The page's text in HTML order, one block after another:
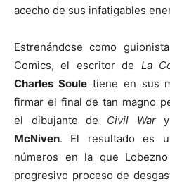
acecho de sus infatigables
Estrenándose como
Comics, el escritor de La
Charles Souletiene en sus
firmar el final de tan magno
el dibujante de Civil War
McNiven. El resultado es
números en la que
progresivo proceso de